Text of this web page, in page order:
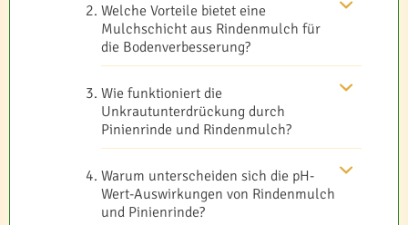
Welche Vorteile bietet eine
Mulchschicht aus Rindenmulch für
die Bodenverbesserung?
Wie funktioniert die
Unkrautunterdrückung durch
Pinienrinde und Rindenmulch?
Warum unterscheiden sich die pH-
Wert-Auswirkungen von Rindenmulch
und Pinienrinde?